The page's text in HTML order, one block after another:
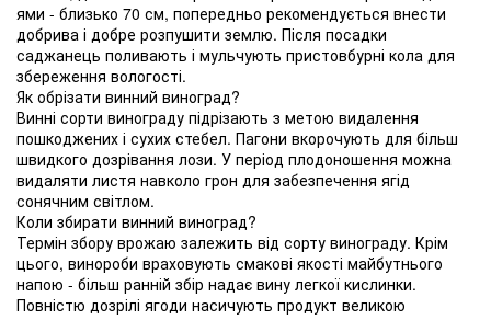
ями - близько 70 см, попередньо рекомендується внести
добрива і добре розпушити землю. Після посадки
саджанець поливають і мульчують пристовбурні кола для
збереження вологості.
Як обрізати винний виноград?
Винні сорти винограду підрізають з метою видалення
пошкоджених і сухих стебел. Пагони вкорочують для більш
швидкого дозрівання лози. У період плодоношення можна
видаляти листя навколо грон для забезпечення ягід
сонячним світлом.
Коли збирати винний виноград?
Термін збору врожаю залежить від сорту винограду. Крім
цього, винороби враховують смакові якості майбутнього
напою - більш ранній збір надає вину легкої кислинки.
Повністю дозрілі ягоди насичують продукт великою